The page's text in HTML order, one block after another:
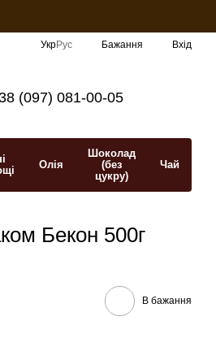
УкрРус Бажання Вхід
(097) 081-00-05
Олія
Шоколад
(без
цукру)
Чай
Бекон 500г
В бажання